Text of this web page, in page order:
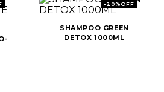
-20%OFF
SHAMPOO GREEN
DETOX 1000ML